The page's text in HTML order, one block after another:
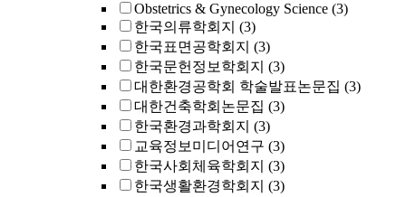
Obstetrics & Gynecology Science (3)
한국의류학회지 (3)
한국표면공학회지 (3)
한국문헌정보학회지 (3)
대한환경공학회 학술발표논문집 (3)
대한건축학회논문집 (3)
한국환경과학회지 (3)
교육정보미디어연구 (3)
한국사회체육학회지 (3)
한국생활환경학회지 (3)